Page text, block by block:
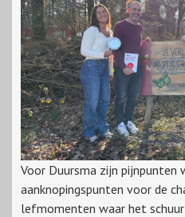
Voor Duursma zijn pijnpunten
aanknopingspunten voor de
lefmomenten waar het